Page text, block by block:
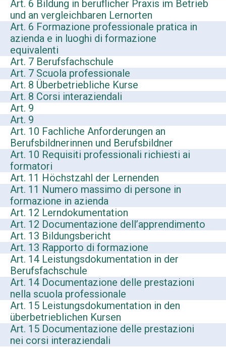
Art. 6 Bildung in beruflicher Praxis im Betrieb
und an vergleichbaren Lernorten
Art. 6 Formazione professionale pratica in
azienda e in luoghi di formazione
equivalenti
Art. 7 Berufsfachschule
Art. 7 Scuola professionale
Art. 8 Überbetriebliche Kurse
Art. 8 Corsi interaziendali
Art. 9
Art. 9
Art. 10 Fachliche Anforderungen an
Berufsbildnerinnen und Berufsbildner
Art. 10 Requisiti professionali richiesti ai
formatori
Art. 11 Höchstzahl der Lernenden
Art. 11 Numero massimo di persone in
formazione in azienda
Art. 12 Lerndokumentation
Art. 12 Documentazione dell’apprendimento
Art. 13 Bildungsbericht
Art. 13 Rapporto di formazione
Art. 14 Leistungsdokumentation in der
Berufsfachschule
Art. 14 Documentazione delle prestazioni
nella scuola professionale
Art. 15 Leistungsdokumentation in den
überbetrieblichen Kursen
Art. 15 Documentazione delle prestazioni
nei corsi interaziendali